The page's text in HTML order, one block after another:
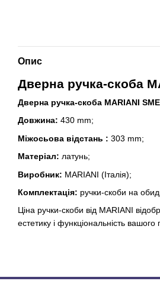
Опис
Дверна ручка-скоба
Дверна ручка-скоба MARIANI
Довжина: 430 mm;
Міжосьова відстань : 303 mm;
Матеріал: латунь;
Виробник: MARIANI (Італія);
Комплектація: ручки-скоби на
Ціна ручки-скоби від MARIANI
естетику і функціональність вашого